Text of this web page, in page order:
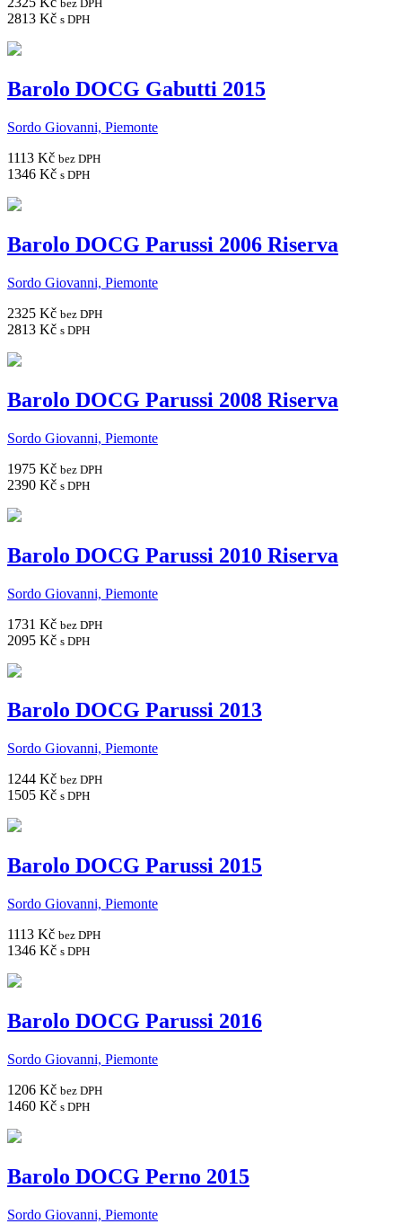
bez DPH
2813 Kč s DPH
Barolo DOCG Gabutti 2015
Sordo Giovanni, Piemonte
1113 Kč bez DPH
1346 Kč s DPH
Barolo DOCG Parussi 2006 Riserva
Sordo Giovanni, Piemonte
2325 Kč bez DPH
2813 Kč s DPH
Barolo DOCG Parussi 2008 Riserva
Sordo Giovanni, Piemonte
1975 Kč bez DPH
2390 Kč s DPH
Barolo DOCG Parussi 2010 Riserva
Sordo Giovanni, Piemonte
1731 Kč bez DPH
2095 Kč s DPH
Barolo DOCG Parussi 2013
Sordo Giovanni, Piemonte
1244 Kč bez DPH
1505 Kč s DPH
Barolo DOCG Parussi 2015
Sordo Giovanni, Piemonte
1113 Kč bez DPH
1346 Kč s DPH
Barolo DOCG Parussi 2016
Sordo Giovanni, Piemonte
1206 Kč bez DPH
1460 Kč s DPH
Barolo DOCG Perno 2015
Sordo Giovanni, Piemonte